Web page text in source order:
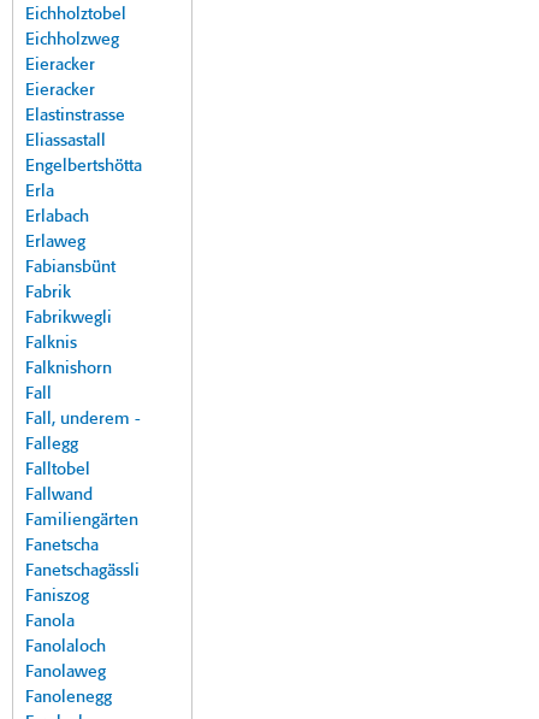
Eichholztobel
Eichholzweg
Eieracker
Eieracker
Elastinstrasse
Eliassastall
Engelbertshötta
Erla
Erlabach
Erlaweg
Fabiansbünt
Fabrik
Fabrikwegli
Falknis
Falknishorn
Fall
Fall, underem -
Fallegg
Falltobel
Fallwand
Familiengärten
Fanetscha
Fanetschagässli
Faniszog
Fanola
Fanolaloch
Fanolaweg
Fanolenegg